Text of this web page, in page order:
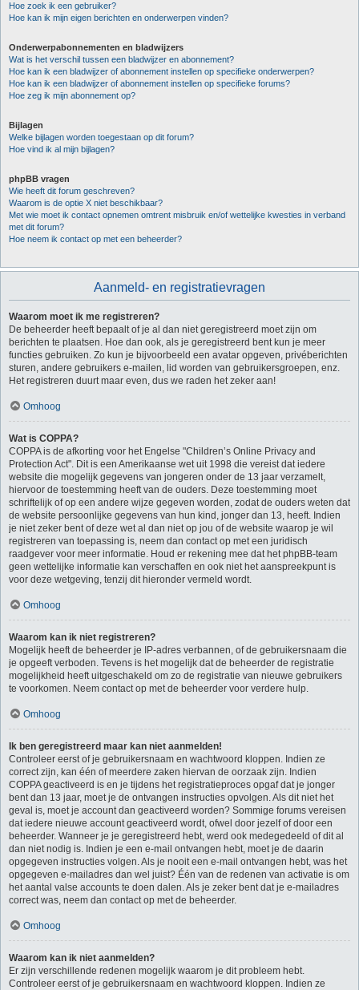
Hoe zoek ik een gebruiker?
Hoe kan ik mijn eigen berichten en onderwerpen vinden?
Onderwerpabonnementen en bladwijzers
Wat is het verschil tussen een bladwijzer en abonnement?
Hoe kan ik een bladwijzer of abonnement instellen op specifieke onderwerpen?
Hoe kan ik een bladwijzer of abonnement instellen op specifieke forums?
Hoe zeg ik mijn abonnement op?
Bijlagen
Welke bijlagen worden toegestaan op dit forum?
Hoe vind ik al mijn bijlagen?
phpBB vragen
Wie heeft dit forum geschreven?
Waarom is de optie X niet beschikbaar?
Met wie moet ik contact opnemen omtrent misbruik en/of wettelijke kwesties in verband
met dit forum?
Hoe neem ik contact op met een beheerder?
Aanmeld- en registratievragen
Waarom moet ik me registreren?
De beheerder heeft bepaalt of je al dan niet geregistreerd moet zijn om
berichten te plaatsen. Hoe dan ook, als je geregistreerd bent kun je meer
functies gebruiken. Zo kun je bijvoorbeeld een avatar opgeven, privéberichten
sturen, andere gebruikers e-mailen, lid worden van gebruikersgroepen, enz.
Het registreren duurt maar even, dus we raden het zeker aan!
Omhoog
Wat is COPPA?
COPPA is de afkorting voor het Engelse "Children’s Online Privacy and
Protection Act". Dit is een Amerikaanse wet uit 1998 die vereist dat iedere
website die mogelijk gegevens van jongeren onder de 13 jaar verzamelt,
hiervoor de toestemming heeft van de ouders. Deze toestemming moet
schriftelijk of op een andere wijze gegeven worden, zodat de ouders weten dat
de website persoonlijke gegevens van hun kind, jonger dan 13, heeft. Indien
je niet zeker bent of deze wet al dan niet op jou of de website waarop je wil
registreren van toepassing is, neem dan contact op met een juridisch
raadgever voor meer informatie. Houd er rekening mee dat het phpBB-team
geen wettelijke informatie kan verschaffen en ook niet het aanspreekpunt is
voor deze wetgeving, tenzij dit hieronder vermeld wordt.
Omhoog
Waarom kan ik niet registreren?
Mogelijk heeft de beheerder je IP-adres verbannen, of de gebruikersnaam die
je opgeeft verboden. Tevens is het mogelijk dat de beheerder de registratie
mogelijkheid heeft uitgeschakeld om zo de registratie van nieuwe gebruikers
te voorkomen. Neem contact op met de beheerder voor verdere hulp.
Omhoog
Ik ben geregistreerd maar kan niet aanmelden!
Controleer eerst of je gebruikersnaam en wachtwoord kloppen. Indien ze
correct zijn, kan één of meerdere zaken hiervan de oorzaak zijn. Indien
COPPA geactiveerd is en je tijdens het registratieproces opgaf dat je jonger
bent dan 13 jaar, moet je de ontvangen instructies opvolgen. Als dit niet het
geval is, moet je account dan geactiveerd worden? Sommige forums vereisen
dat iedere nieuwe account geactiveerd wordt, ofwel door jezelf of door een
beheerder. Wanneer je je geregistreerd hebt, werd ook medegedeeld of dit al
dan niet nodig is. Indien je een e-mail ontvangen hebt, moet je de daarin
opgegeven instructies volgen. Als je nooit een e-mail ontvangen hebt, was het
opgegeven e-mailadres dan wel juist? Één van de redenen van activatie is om
het aantal valse accounts te doen dalen. Als je zeker bent dat je e-mailadres
correct was, neem dan contact op met de beheerder.
Omhoog
Waarom kan ik niet aanmelden?
Er zijn verschillende redenen mogelijk waarom je dit probleem hebt.
Controleer eerst of je gebruikersnaam en wachtwoord kloppen. Indien ze